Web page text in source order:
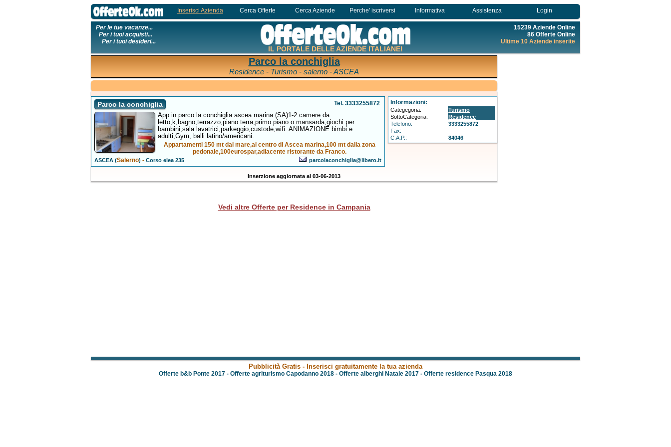
Inserisci Azienda Cerca Offerte Cerca Aziende Perche' iscriversi Informativa Assistenza Login
Per le tue vacanze...
Per i tuoi acquisti...
Per i tuoi desideri...
IL PORTALE DELLE AZIENDE ITALIANE!
15239 Aziende Online
86 Offerte Online
Ultime 10 Aziende inserite
Parco la conchiglia
Residence - Turismo - salerno - ASCEA
Parco la conchiglia Tel. 3333255872
App.in parco la conchiglia ascea marina (SA)1-2 camere da
letto,k,bagno,terrazzo,piano terra,primo piano o mansarda,giochi per
bambini,sala lavatrici,parkeggio,custode,wifi. ANIMAZIONE bimbi e
adulti,Gym, balli latino/americani.
Appartamenti 150 mt dal mare,al centro di Ascea marina,100 mt dalla zona
pedonale,100eurospar,adiacente ristorante da Franco.
ASCEA (Salerno) -Corso elea 235 parcolaconchiglia@libero.it
Informazioni:
Categegoria:
Turismo
SottoCategoria:
Residence
Telefono:
3333255872
Fax:
C.A.P.:
84046
Inserzione aggiornata al 03-06-2013
Vedi altre Offerte per Residence in Campania
Pubblicità Gratis - Inserisci gratuitamente la tua azienda
Offerte b&b Ponte 2017 - Offerte agriturismo Capodanno 2018 - Offerte alberghi Natale 2017 - Offerte residence Pasqua 2018